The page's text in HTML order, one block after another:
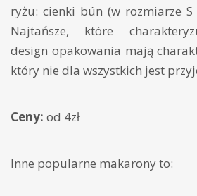
ryżu: cienki bún (w rozmiarze
Najtańsze, które
design opakowania mają
który nie dla wszystkich jest
Ceny: od 4zł
Inne popularne makarony to: